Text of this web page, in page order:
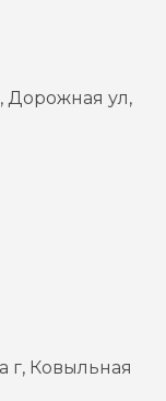
Дорожная ул,
г, Ковыльная